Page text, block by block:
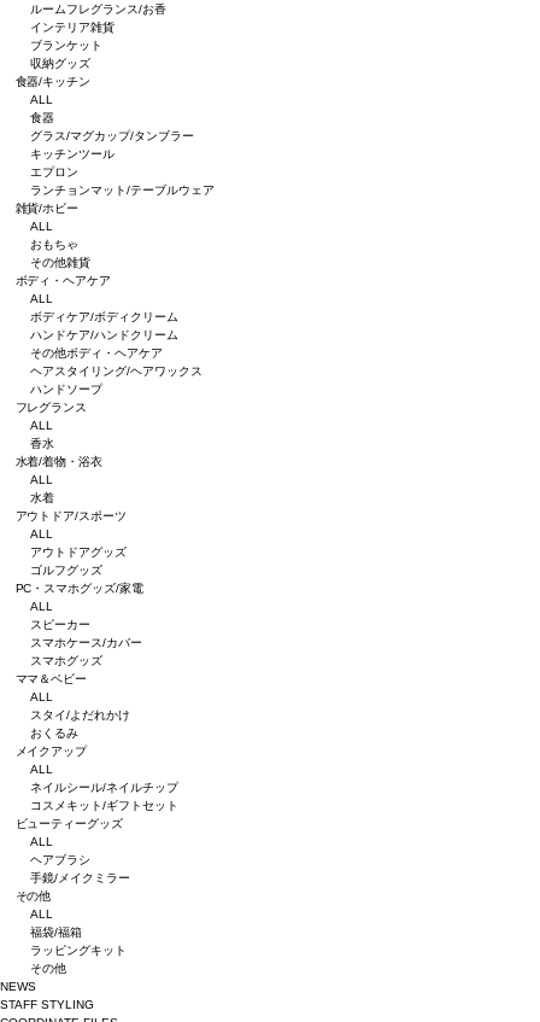
ルームフレグランス/お香
インテリア雑貨
ブランケット
収納グッズ
食器/キッチン
ALL
食器
グラス/マグカップ/タンブラー
キッチンツール
エプロン
ランチョンマット/テーブルウェア
雑貨/ホビー
ALL
おもちゃ
その他雑貨
ボディ・ヘアケア
ALL
ボディケア/ボディクリーム
ハンドケア/ハンドクリーム
その他ボディ・ヘアケア
ヘアスタイリング/ヘアワックス
ハンドソープ
フレグランス
ALL
香水
水着/着物・浴衣
ALL
水着
アウトドア/スポーツ
ALL
アウトドアグッズ
ゴルフグッズ
PC・スマホグッズ/家電
ALL
スピーカー
スマホケース/カバー
スマホグッズ
ママ＆ベビー
ALL
スタイ/よだれかけ
おくるみ
メイクアップ
ALL
ネイルシール/ネイルチップ
コスメキット/ギフトセット
ビューティーグッズ
ALL
ヘアブラシ
手鏡/メイクミラー
その他
ALL
福袋/福箱
ラッピングキット
その他
NEWS
STAFF STYLING